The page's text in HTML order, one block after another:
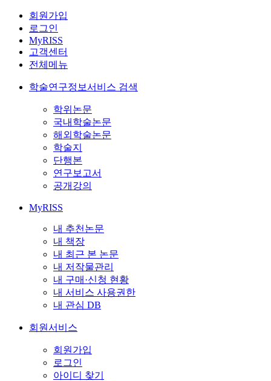
회원가입
로그인
MyRISS
고객센터
전체메뉴
학술연구정보서비스 검색
학위논문
국내학술논문
해외학술논문
학술지
단행본
연구보고서
공개강의
MyRISS
내 추천논문
내 책장
내 최근 본 논문
내 저작물관리
내 구매·신청 현황
내 서비스 사용권한
내 관심 DB
회원서비스
회원가입
로그인
아이디 찾기